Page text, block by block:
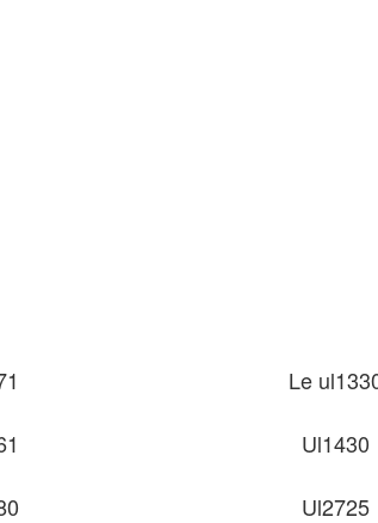
Le
Ul1430
Ul2725